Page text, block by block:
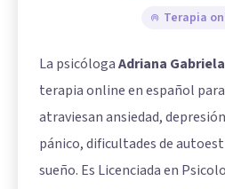
Terapia
La psicólogaAdriana
terapia online en español
atraviesan ansiedad,
pánico, dificultades de
sueño. Es Licenciada en